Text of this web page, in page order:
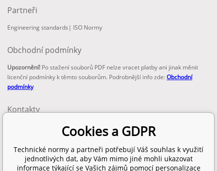
Partneři
Engineering standards | ISO Normy
Obchodní podmínky
Upozornění! Po stažení souborů PDF nelze vracet platby ani jinak měnit
licenční podmínky k těmto souborům. Podrobnější info zde:Obchodní
podmínky
Kontakty
info@technickenormy.cz
obchod@technickenormy.cz
Telefon:
+420 377 387 684
Cookies a GDPR
Technické normy a partneři potřebují Váš souhlas k využití
jednotlivých dat, aby Vám mimo jiné mohli ukazovat
informace týkající se Vašich zájmů pomocí personalizace